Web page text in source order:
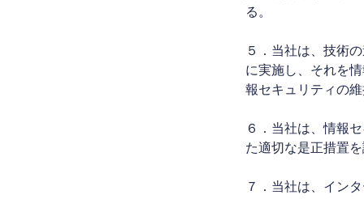
る。
５．当社は、技術
に実施し、それを
報セキュリティの
６．当社は、情報
た適切な是正措置
７．当社は、イン